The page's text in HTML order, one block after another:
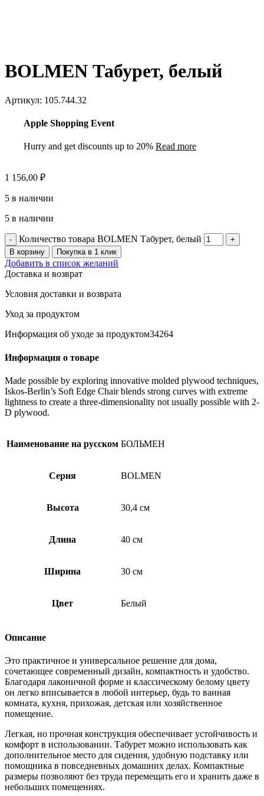
BOLMEN Табурет, белый
Артикул: 105.744.32
Apple Shopping Event
Hurry and get discounts up to 20% Read more
1 156,00 ₽
5 в наличии
5 в наличии
Количество товара BOLMEN Табурет, белый
В корзину Покупка в 1 клик
Добавить в список желаний
Доставка и возврат
Условия доставки и возврата
Уход за продуктом
Информация об уходе за продуктом34264
Информация о товаре
Made possible by exploring innovative molded plywood techniques,
Iskos-Berlin’s Soft Edge Chair blends strong curves with extreme
lightness to create a three-dimensionality not usually possible with 2-
D plywood.
Наименование на русском БОЛЬМЕН
Серия BOLMEN
Высота 30,4 см
Длина 40 см
Ширина 30 см
Цвет Белый
Описание
Это практичное и универсальное решение для дома,
сочетающее современный дизайн, компактность и удобство.
Благодаря лаконичной форме и классическому белому цвету
он легко вписывается в любой интерьер, будь то ванная
комната, кухня, прихожая, детская или хозяйственное
помещение.
Легкая, но прочная конструкция обеспечивает устойчивость и
комфорт в использовании. Табурет можно использовать как
дополнительное место для сидения, удобную подставку или
помощника в повседневных домашних делах. Компактные
размеры позволяют без труда перемещать его и хранить даже в
небольших помещениях.